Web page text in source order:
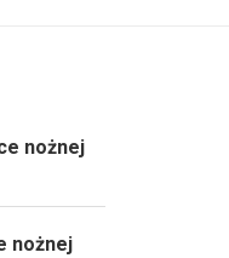
nożnej
nożnej